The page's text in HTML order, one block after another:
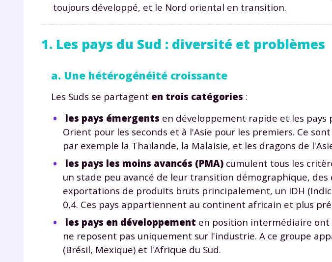
toujours développé, et le Nord oriental en transition.
1. Les pays du Sud : diversité et problèmes
a. Une hétérogénéité croissante
Les Suds se partagent en trois catégories :
les pays émergents en développement rapide et les
Orient pour les seconds et à l'Asie pour les premiers. Ce
par exemple la Thaïlande, la Malaisie, et les dragons de
les pays les moins avancés (PMA) cumulent tous les
un stade peu avancé de leur transition démographique,
exportations de produits bruts principalement, un IDH
0,4. Ces pays appartiennent au continent africain et plus
les pays en développement en position intermédiaire ont
ne reposent pas uniquement sur l'industrie. A ce groupe
(Brésil, Mexique) et l'Afrique du Sud.